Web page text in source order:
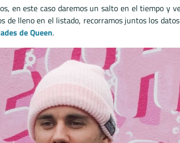
en este caso daremos un salto en el tiempo y
de lleno en el listado, recorramos juntos los
de Queen.